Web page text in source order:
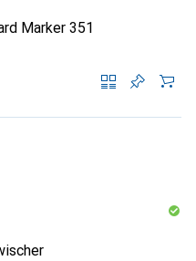
Marker 351